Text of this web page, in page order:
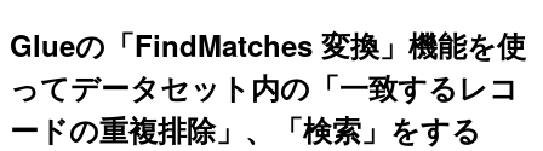
Glueの「FindMatches 変換」機能を使
ってデータセット内の「一致するレコ
ードの重複排除」、「検索」をする